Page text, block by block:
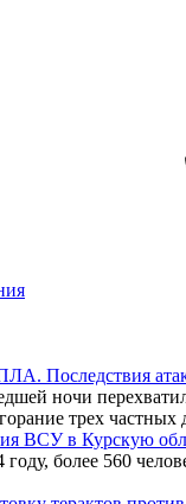
ночи
трех
более 560